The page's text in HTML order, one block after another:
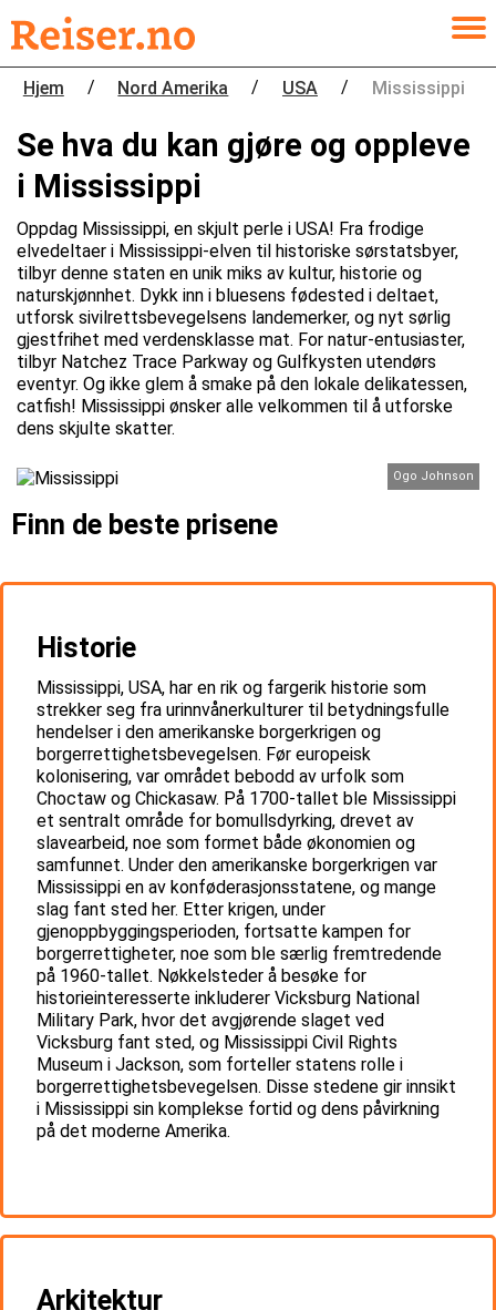
Hjem / Nord Amerika / USA / Mississippi
Se hva du kan gjøre og oppleve
i Mississippi
Oppdag Mississippi, en skjult perle i USA! Fra frodige
elvedeltaer i Mississippi-elven til historiske sørstatsbyer,
tilbyr denne staten en unik miks av kultur, historie og
naturskjønnhet. Dykk inn i bluesens fødested i deltaet,
utforsk sivilrettsbevegelsens landemerker, og nyt sørlig
gjestfrihet med verdensklasse mat. For natur-entusiaster,
tilbyr Natchez Trace Parkway og Gulfkysten utendørs
eventyr. Og ikke glem å smake på den lokale delikatessen,
catfish! Mississippi ønsker alle velkommen til å utforske
dens skjulte skatter.
Ogo Johnson
Finn de beste prisene
Historie
Mississippi, USA, har en rik og fargerik historie som
strekker seg fra urinnvånerkulturer til betydningsfulle
hendelser i den amerikanske borgerkrigen og
borgerrettighetsbevegelsen. Før europeisk
kolonisering, var området bebodd av urfolk som
Choctaw og Chickasaw. På 1700-tallet ble Mississippi
et sentralt område for bomullsdyrking, drevet av
slavearbeid, noe som formet både økonomien og
samfunnet. Under den amerikanske borgerkrigen var
Mississippi en av konføderasjonsstatene, og mange
slag fant sted her. Etter krigen, under
gjenoppbyggingsperioden, fortsatte kampen for
borgerrettigheter, noe som ble særlig fremtredende
på 1960-tallet. Nøkkelsteder å besøke for
historieinteresserte inkluderer Vicksburg National
Military Park, hvor det avgjørende slaget ved
Vicksburg fant sted, og Mississippi Civil Rights
Museum i Jackson, som forteller statens rolle i
borgerrettighetsbevegelsen. Disse stedene gir innsikt
i Mississippi sin komplekse fortid og dens påvirkning
på det moderne Amerika.
Arkitektur